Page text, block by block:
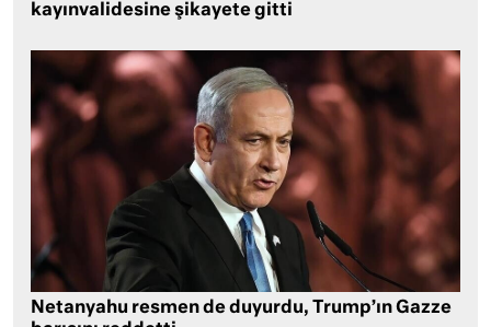
kayınvalidesine şikayete gitti
Netanyahu resmen de duyurdu, Trump’ın Gazze